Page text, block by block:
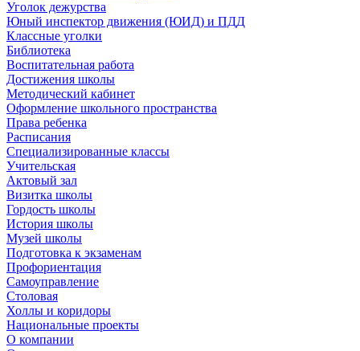
Уголок дежурства
Юный инспектор движения (ЮИД) и ПДД
Классные уголки
Библиотека
Воспитательная работа
Достижения школы
Методический кабинет
Оформление школьного пространства
Права ребенка
Расписания
Специализированные классы
Учительская
Актовый зал
Визитка школы
Гордость школы
История школы
Музей школы
Подготовка к экзаменам
Профориентация
Самоуправление
Столовая
Холлы и коридоры
Национальные проекты
О компании